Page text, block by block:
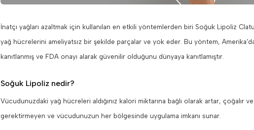
İnatçı yağları azaltmak için kullanılan en etkili yöntemlerden biri Soğuk Lipoliz
yağ hücrelerini ameliyatsız bir şekilde parçalar ve yok eder. Bu yöntem,
kanıtlanmış ve FDA onayı alarak güvenilir olduğunu dünyaya kanıtlamıştır.
Soğuk Lipoliz nedir?
Vücudunuzdaki yağ hücreleri aldığınız kalori miktarına bağlı olarak artar, çoğalır
gerektirmeyen ve vücudunuzun her bölgesinde uygulama imkanı sunar.